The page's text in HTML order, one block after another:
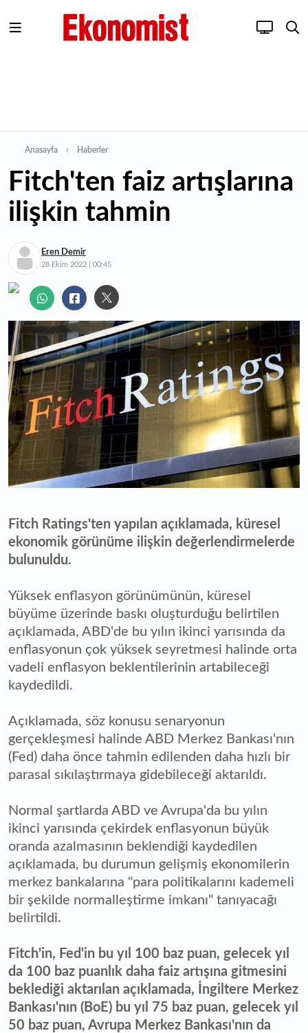
Anasayfa Haberler
Fitch'ten faiz artışlarına
ilişkin tahmin
Eren Demir
28 Ekim 2022 | 00:45
Fitch Ratings'ten yapılan açıklamada, küresel
ekonomik görünüme ilişkin değerlendirmelerde
bulunuldu.
Yüksek enflasyon görünümünün, küresel
büyüme üzerinde baskı oluşturduğu belirtilen
açıklamada, ABD'de bu yılın ikinci yarısında da
enflasyonun çok yüksek seyretmesi halinde orta
vadeli enflasyon beklentilerinin artabileceği
kaydedildi.
Açıklamada, söz konusu senaryonun
gerçekleşmesi halinde ABD Merkez Bankası'nın
(Fed) daha önce tahmin edilenden daha hızlı bir
parasal sıkılaştırmaya gidebileceği aktarıldı.
Normal şartlarda ABD ve Avrupa'da bu yılın
ikinci yarısında çekirdek enflasyonun büyük
oranda azalmasının beklendiği kaydedilen
açıklamada, bu durumun gelişmiş ekonomilerin
merkez bankalarına "para politikalarını kademeli
bir şekilde normalleştirme imkanı" tanıyacağı
belirtildi.
Fitch'in, Fed'in bu yıl 100 baz puan, gelecek yıl
da 100 baz puanlık daha faiz artışına gitmesini
beklediği aktarılan açıklamada, İngiltere Merkez
Bankası'nın (BoE) bu yıl 75 baz puan, gelecek yıl
50 baz puan, Avrupa Merkez Bankası'nın da